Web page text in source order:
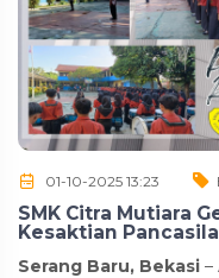
01-10-2025 13:23
SMK Citra Mutiara
Kesaktian
Serang Baru, Bekasi –